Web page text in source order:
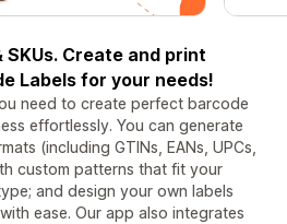
Create and print
Labels for your needs!
need to create perfect barcode
effortlessly. You can generate
(including GTINs, EANs, UPCs,
custom patterns that fit your
and design your own labels
ease. Our app also integrates